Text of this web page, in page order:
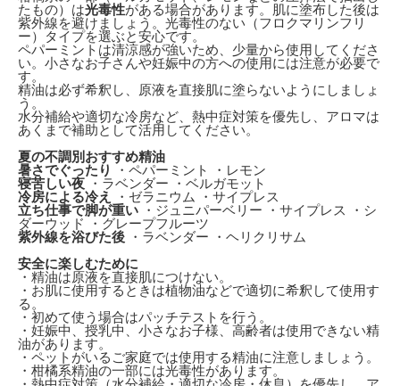
たもの）は光毒性がある場合があります。肌に塗布した後は
紫外線を避けましょう。光毒性のない（フロクマリンフリ
ー）タイプを選ぶと安心です。
ペパーミントは清涼感が強いため、少量から使用してくださ
い。小さなお子さんや妊娠中の方への使用には注意が必要で
す。
精油は必ず希釈し、原液を直接肌に塗らないようにしましょ
う。
水分補給や適切な冷房など、熱中症対策を優先し、アロマは
あくまで補助として活用してください。
夏の不調別おすすめ精油
暑さでぐったり
・ペパーミント ・レモン
寝苦しい夜 ・ラベンダー ・ベルガモット
冷房による冷え
・ゼラニウム ・サイプレス
立ち仕事で脚が重い ・ジュニパーベリー ・サイプレス ・シ
ダーウッド ・グレープフルーツ
紫外線を浴びた後 ・ラベンダー ・ヘリクリサム
安全に楽しむために
・精油は原液を直接肌につけない。
・お肌に使用するときは植物油などで適切に希釈して使用す
る。
・初めて使う場合はパッチテストを行う。
・妊娠中、授乳中、小さなお子様、高齢者は使用できない精
油があります。
・ペットがいるご家庭では使用する精油に注意しましょう。
・柑橘系精油の一部には光毒性があります。